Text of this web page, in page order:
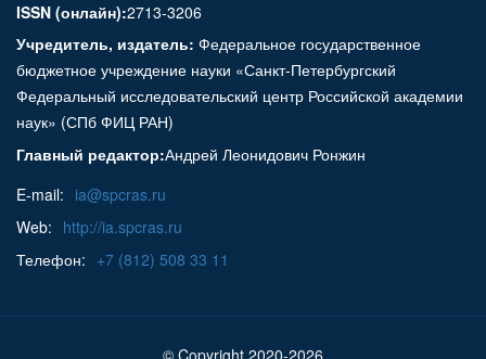
ISSN (онлайн):2713-3206
Учредитель, издатель: Федеральное государственное
бюджетное учреждение науки «Санкт-Петербургский
Федеральный исследовательский центр Российской академии
наук» (СПб ФИЦ РАН)
Главный редактор:Андрей Леонидович Ронжин
E-mail: ia@spcras.ru
Web: http://ia.spcras.ru
Телефон: +7 (812) 508 33 11